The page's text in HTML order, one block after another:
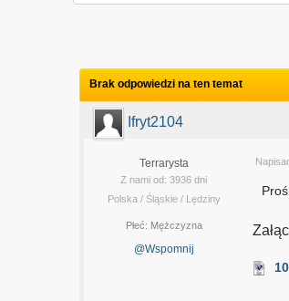
Brak odpowiedzi na ten temat
Ifryt2104
Terrarysta
Z nami od: 3936 dni
Polska / Śląskie / Lędziny
Płeć: Mężczyzna
@Wspomnij